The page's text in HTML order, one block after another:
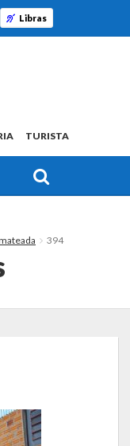
Libras
TURISTA
394